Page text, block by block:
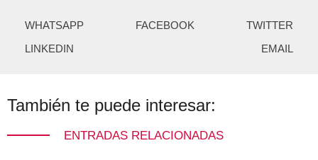
WHATSAPP FACEBOOK
TWITTER
LINKEDIN
EMAIL
También te puede interesar:
ENTRADAS RELACIONADAS